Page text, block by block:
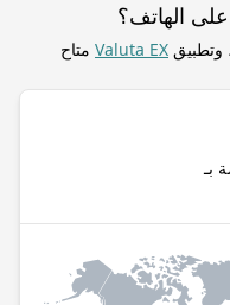
الهاتف؟
وتطبيق Valuta EX متاح
بـ